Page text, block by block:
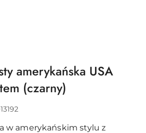
amerykańska USA
(czarny)
w amerykańskim stylu z